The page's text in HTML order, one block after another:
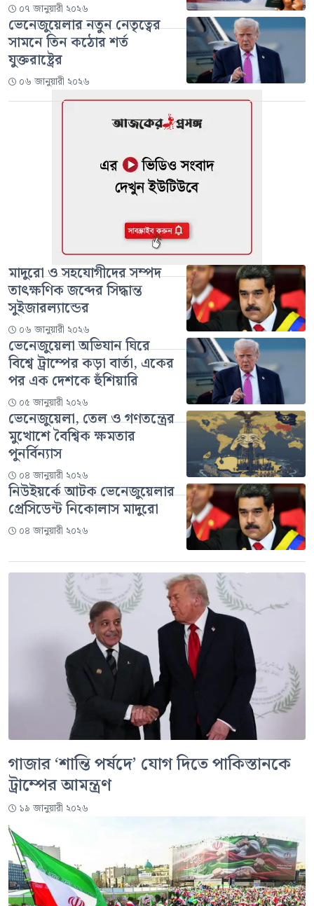
০৭ জানুয়ারী ২০২৬
ভেনেজুয়েলার নতুন নেতৃত্বের
সামনে তিন কঠোর শর্ত
যুক্তরাষ্ট্রের
০৬ জানুয়ারী ২০২৬
মাদুরো ও সহযোগীদের সম্পদ
তাৎক্ষণিক জব্দের সিদ্ধান্ত
সুইজারল্যান্ডের
০৬ জানুয়ারী ২০২৬
ভেনেজুয়েলা অভিযান ঘিরে
বিশ্বে ট্রাম্পের কড়া বার্তা, একের
পর এক দেশকে হুঁশিয়ারি
০৫ জানুয়ারী ২০২৬
ভেনেজুয়েলা, তেল ও গণতন্ত্রের
মুখোশে বৈশ্বিক ক্ষমতার
পুনর্বিন্যাস
০৪ জানুয়ারী ২০২৬
নিউইয়র্কে আটক ভেনেজুয়েলার
প্রেসিডেন্ট নিকোলাস মাদুরো
০৪ জানুয়ারী ২০২৬
গাজার ‘শান্তি পর্ষদে’ যোগ দিতে পাকিস্তানকে
ট্রাম্পের আমন্ত্রণ
১৯ জানুয়ারী ২০২৬